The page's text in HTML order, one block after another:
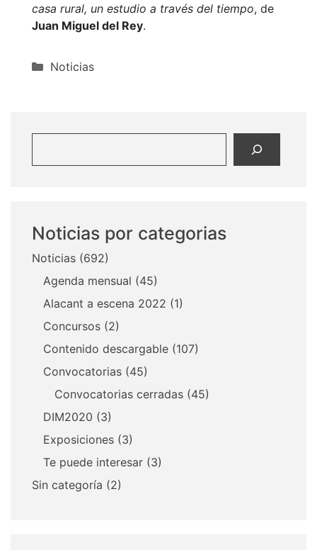
casa rural, un estudio a través del tiempo, de
Juan Miguel del Rey.
Categorías
Noticias
Noticias por categorias
Noticias (692)
Agenda mensual (45)
Alacant a escena 2022 (1)
Concursos (2)
Contenido descargable (107)
Convocatorias (45)
Convocatorias cerradas (45)
DIM2020 (3)
Exposiciones (3)
Te puede interesar (3)
Sin categoría (2)